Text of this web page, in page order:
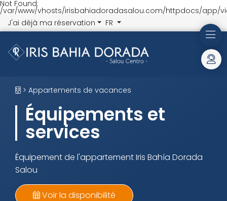
Not Found:
/var/www/vhosts/irisbahiadoradasalou.com/httpdocs/app/
J'ai déjà ma réservation
FR
> Appartements de vacances
Équipements et
services
Équipement de l'appartement Iris Bahía Dorada
Salou
Voir la disponibilité